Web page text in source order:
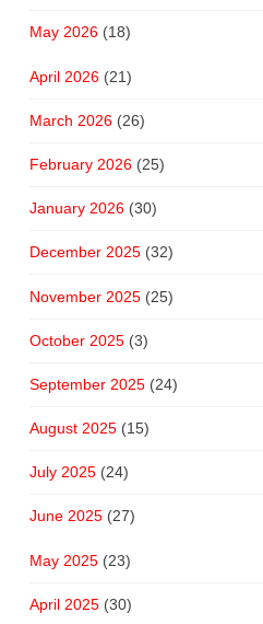
May 2026(18)
April 2026(21)
March 2026(26)
February 2026(25)
January 2026(30)
December 2025(32)
November 2025(25)
October 2025(3)
September 2025(24)
August 2025(15)
July 2025(24)
June 2025(27)
May 2025(23)
April 2025(30)